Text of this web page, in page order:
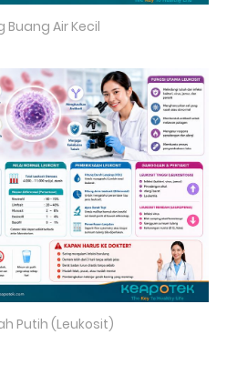
Buang Air Kecil
Putih (Leukosit)